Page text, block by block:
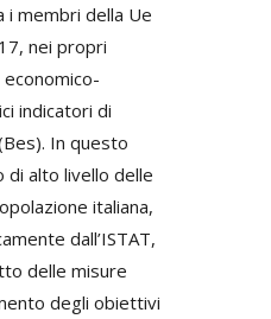
i membri della Ue
nei propri
indicatori di
In questo
di alto livello delle
italiana,
dall’ISTAT,
delle misure
degli obiettivi